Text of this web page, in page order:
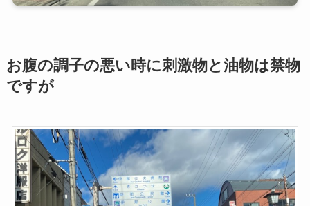
お腹の調子の悪い時に刺激物と油物は禁物
ですが